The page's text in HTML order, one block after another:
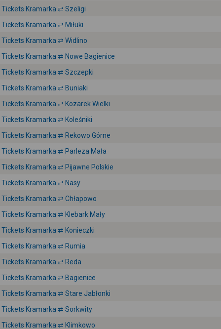
Tickets Kramarka ⇄ Szeligi
Tickets Kramarka ⇄ Miłuki
Tickets Kramarka ⇄ Widlino
Tickets Kramarka ⇄ Nowe Bagienice
Tickets Kramarka ⇄ Szczepki
Tickets Kramarka ⇄ Buniaki
Tickets Kramarka ⇄ Kozarek Wielki
Tickets Kramarka ⇄ Koleśniki
Tickets Kramarka ⇄ Rekowo Górne
Tickets Kramarka ⇄ Parleza Mała
Tickets Kramarka ⇄ Pijawne Polskie
Tickets Kramarka ⇄ Nasy
Tickets Kramarka ⇄ Chłapowo
Tickets Kramarka ⇄ Klebark Mały
Tickets Kramarka ⇄ Konieczki
Tickets Kramarka ⇄ Rumia
Tickets Kramarka ⇄ Reda
Tickets Kramarka ⇄ Bagienice
Tickets Kramarka ⇄ Stare Jabłonki
Tickets Kramarka ⇄ Sorkwity
Tickets Kramarka ⇄ Klimkowo